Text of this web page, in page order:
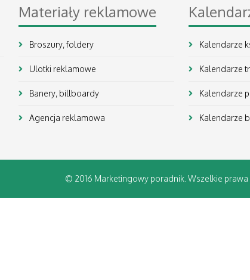
Materiały reklamowe
Broszury, foldery
Ulotki reklamowe
Banery, billboardy
Agencja reklamowa
Kalendarze
Kalendarze
Kalendarze
Kalendarze
© 2016 Marketingowy poradnik. Wszelkie prawa